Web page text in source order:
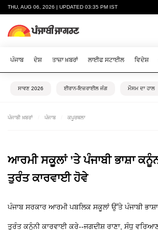
THU, AUG 06, 2026 | UPDATED 03:35 PM IST
ਪੰਜਾਬ ਦੇਸ਼ ਤਾਜ਼ਾ ਖ਼ਬਰਾਂ ਲਾਈਫ ਸਟਾਈਲ ਵਿਦੇਸ਼
ਸਾਵਣ 2026 ਈਰਾਨ-ਇਜ਼ਰਾਈਲ ਜੰਗ ਮੌਸਮ ਦਾ ਹਾਲ
ਪੰਜਾਬੀ ਖ਼ਬਰਾਂ ਪੰਜਾਬ ਕਪੂਰਥਲਾ
ਆਰਮੀ ਸਕੂਲਾਂ ’ਤੇ ਪੰਜਾਬੀ ਭਾਸ਼ਾ
ਤੁਰੰਤ ਕਾਰਵਾਈ ਹੋਵੇ
ਪੰਜਾਬ ਸਰਕਾਰ ਆਰਮੀ ਪਬਲਿਕ ਸਕੂਲਾਂ ਉੱਤੇ ਪੰਜਾਬੀ
ਤੁਰੰਤ ਕਨੂੰਨੀ ਕਾਰਵਾਈ ਕਰੇ--ਜਗਦੀਸ਼ ਰਾਣਾ, ਸੰਧੂ